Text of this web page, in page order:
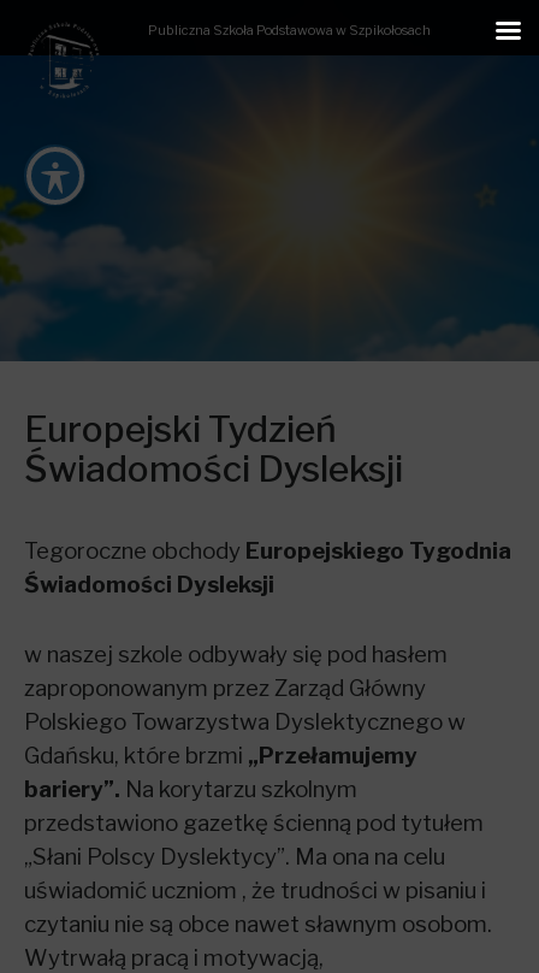
Publiczna Szkoła Podstawowa w Szpikołosach
Europejski Tydzień
Świadomości Dysleksji
Tegoroczne obchody Europejskiego Tygodnia
Świadomości Dysleksji
w naszej szkole odbywały się pod hasłem
zaproponowanym przez Zarząd Główny
Polskiego Towarzystwa Dyslektycznego w
Gdańsku, które brzmi „Przełamujemy
bariery”. Na korytarzu szkolnym
przedstawiono gazetkę ścienną pod tytułem
„Słani Polscy Dyslektycy”. Ma ona na celu
uświadomić uczniom , że trudności w pisaniu i
czytaniu nie są obce nawet sławnym osobom.
Wytrwałą pracą i motywacją,